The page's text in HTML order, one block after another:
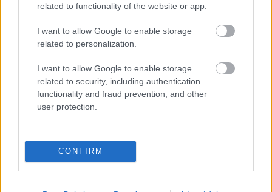
related to functionality of the website or app.
I want to allow Google to enable storage
related to personalization.
I want to allow Google to enable storage
related to security, including authentication
functionality and fraud prevention, and other
user protection.
CONFIRMTurgonyi Szabolcs
FELÜGYELŐ BIZOTTSÁGI TAG